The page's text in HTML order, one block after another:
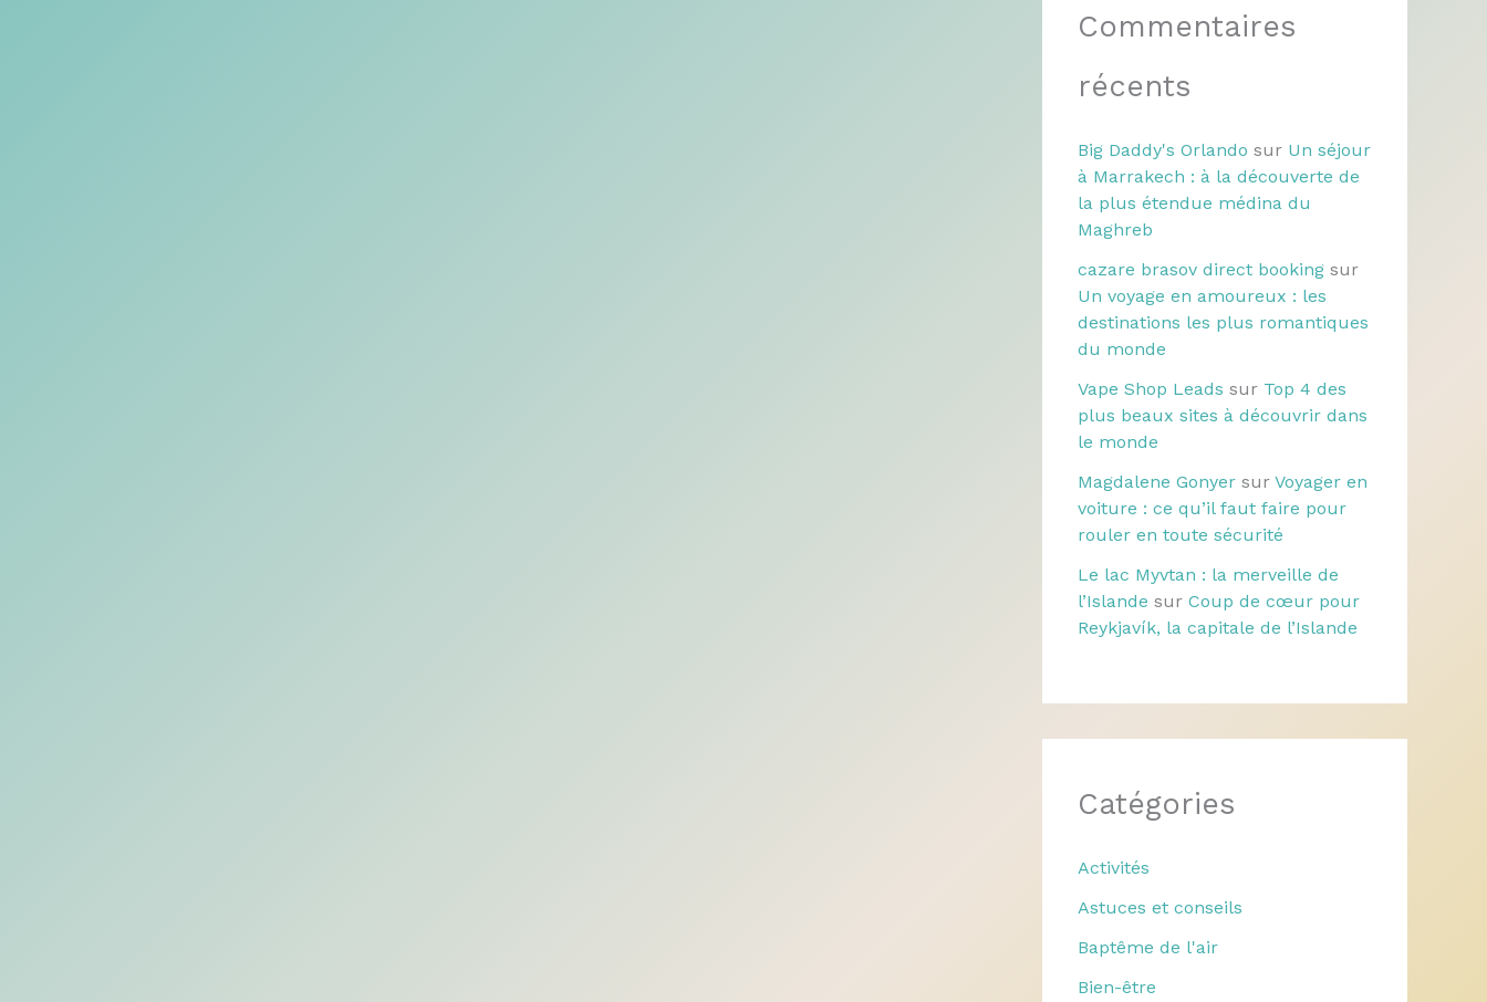
Commentaires
récents
Big Daddy's Orlando sur Un séjour
à Marrakech : à la découverte de
la plus étendue médina du
Maghreb
cazare brasov direct booking sur
Un voyage en amoureux : les
destinations les plus romantiques
du monde
Vape Shop Leads sur Top 4 des
plus beaux sites à découvrir dans
le monde
Magdalene Gonyer sur Voyager en
voiture : ce qu’il faut faire pour
rouler en toute sécurité
Le lac Myvtan : la merveille de
l’Islande sur Coup de cœur pour
Reykjavík, la capitale de l’Islande
Catégories
Activités
Astuces et conseils
Baptême de l'air
Bien-être